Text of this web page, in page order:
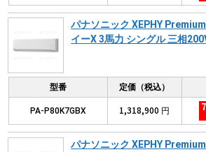
パナソニック XEPHY
イーX 3馬力 シングル 三相
型番 定価（税込）
PA-P80K7GBX 1,318,900 円
パナソニック XEPHY